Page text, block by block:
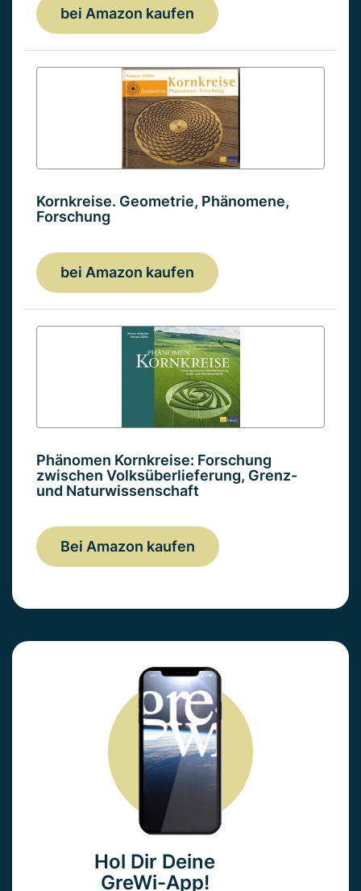
bei Amazon kaufen
Kornkreise. Geometrie, Phänomene,
Forschung
bei Amazon kaufen
Phänomen Kornkreise: Forschung
zwischen Volksüberlieferung, Grenz-
und Naturwissenschaft
Bei Amazon kaufen
Hol Dir Deine
GreWi-App!